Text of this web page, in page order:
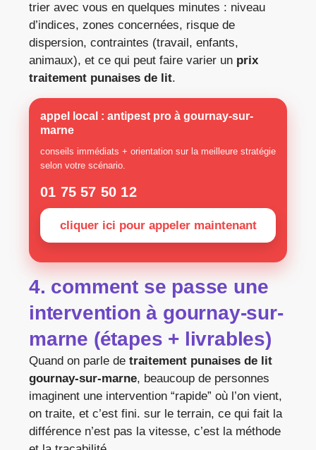
trier avec vous en quelques minutes : niveau
d’indices, zones concernées, risque de
dispersion, contraintes (travail, enfants,
animaux), et ce qui peut faire varier un prix
traitement punaises de lit.
appel local : antipest pro à gournay-sur-
marne
conseils immédiats + orientation sur la meilleure stratégie
selon votre scénario.
01 75 57 50 12
cliquer ici pour appeler maintenant
4. comment se passe une
intervention à gournay-sur-
marne (étapes + livrables)
Quand on parle de traitement punaises de lit
gournay-sur-marne, beaucoup de personnes
imaginent une intervention “rapide” où l’on vient,
on traite, et c’est fini. sur le terrain, ce qui fait la
différence n’est pas la vitesse, c’est la méthode